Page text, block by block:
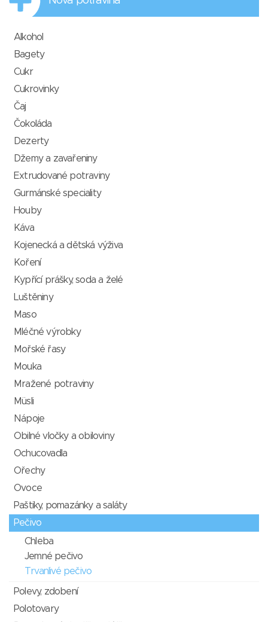
Alkohol
Bagety
Cukr
Cukrovinky
Čaj
Čokoláda
Dezerty
Džemy a zavařeniny
Extrudované potraviny
Gurmánské speciality
Houby
Káva
Kojenecká a dětská výživa
Koření
Kypřící prášky, soda a želé
Luštěniny
Maso
Mléčné výrobky
Mořské řasy
Mouka
Mražené potraviny
Müsli
Nápoje
Obilné vločky a obiloviny
Ochucovadla
Ořechy
Ovoce
Paštiky, pomazánky a saláty
Pečivo
Chleba
Jemné pečivo
Trvanlivé pečivo
Polevy, zdobení
Polotovary